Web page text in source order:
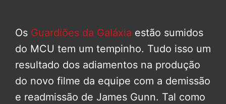
Os Guardiões da Galáxia estão sumidos
do MCU tem um tempinho. Tudo isso um
resultado dos adiamentos na produção
do novo filme da equipe com a demissão
e readmissão de James Gunn. Tal como